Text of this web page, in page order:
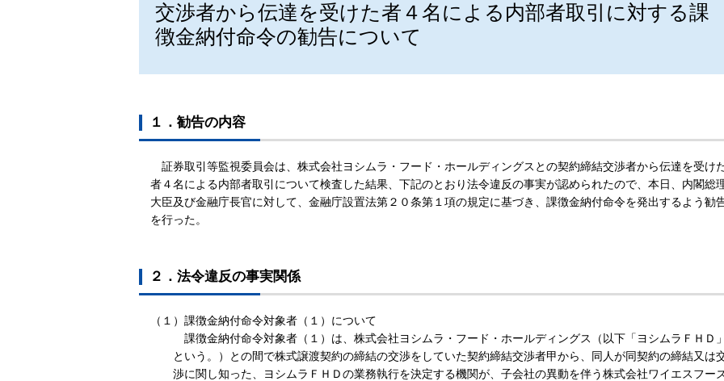
交渉者から伝達を受けた者４名による内部者取引に対する課
徴金納付命令の勧告について
１．勧告の内容
証券取引等監視委員会は、 株式会社ヨシムラ・フード・ホールディングスとの契約締結交渉者から伝達を受け
者４名による内部者取引 について検査した結果、下記のとおり法令違反の事実が認められたので、本日、内閣総
大臣及び金融庁長官に対して、金融庁設置法第２０条第１項の規定に基づき、課徴金納付命令を発出するよう勧
を行った。
２．法令違反の事実関係
（１）課徴金納付命令対象者（１）について
課徴金納付命令対象者（１）は、株式会社ヨシムラ・フード・ホールディングス（以下「ヨシムラＦＨＤ
という。）との間で株式譲渡契約の締結の交渉をしていた契約締結交渉者甲から、同人が同契約の締結又は
渉に関し知った、ヨシムラＦＨＤの業務執行を決定する機関が、子会社の異動を伴う株式会社ワイエスフー